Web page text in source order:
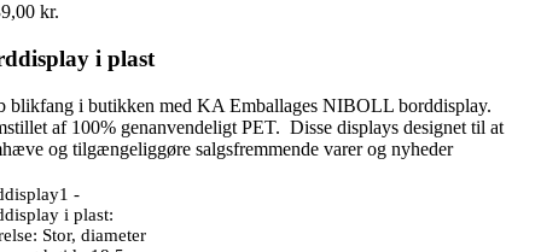
kr.
i plast
blikfang i butikken med KA Emballages NIBOLL borddisplay.
af 100% genanvendeligt PET. Disse displays designet til at
og tilgængeliggøre salgsfremmende varer og nyheder
-
i plast:
Stor, diameter